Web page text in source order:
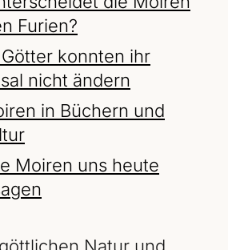
Furien?
konnten ihr
nicht ändern
in Büchern und
Moiren uns heute
Natur und